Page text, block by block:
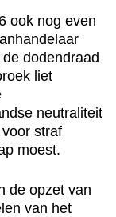
ook nog even
dodendraad
liet
neutraliteit
straf
moest.
de opzet van
van het